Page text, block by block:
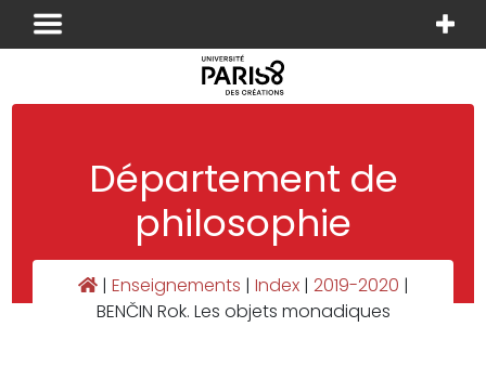
Panneau de gestion des cookies
Département de
philosophie
| Enseignements | Index | 2019-2020 |
BENČIN Rok. Les objets monadiques